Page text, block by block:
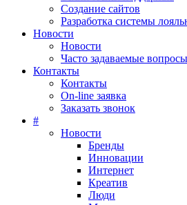
Создание сайтов
Разработка системы
Новости
Новости
Часто задаваемые вопросы
Контакты
Контакты
On-line заявка
Заказать звонок
#
Новости
Бренды
Инновации
Интернет
Креатив
Люди